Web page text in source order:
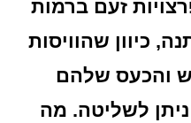
זעם ברמות
כיוון שהוויסות
והכעס שלהם
לשליטה. מה